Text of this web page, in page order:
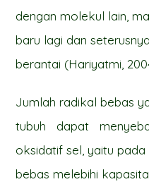
dengan molekul lain,
baru lagi dan
berantai (Hariyatmi,
Jumlah radikal bebas
tubuh dapat
oksidatif sel, yaitu
bebas melebihi